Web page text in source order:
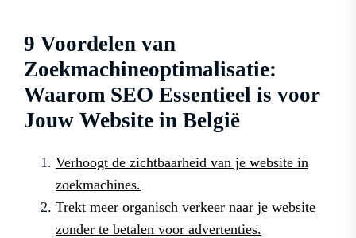
9 Voordelen van
Zoekmachineoptimalisatie:
Waarom SEO Essentieel is voor
Jouw Website in België
Verhoogt de zichtbaarheid van je website in
zoekmachines.
Trekt meer organisch verkeer naar je website
zonder te betalen voor advertenties.